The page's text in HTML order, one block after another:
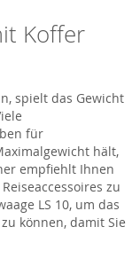
Koffer
spielt das Gewicht
für
hält,
empfiehlt Ihnen
zu
LS 10, um das
können, damit Sie